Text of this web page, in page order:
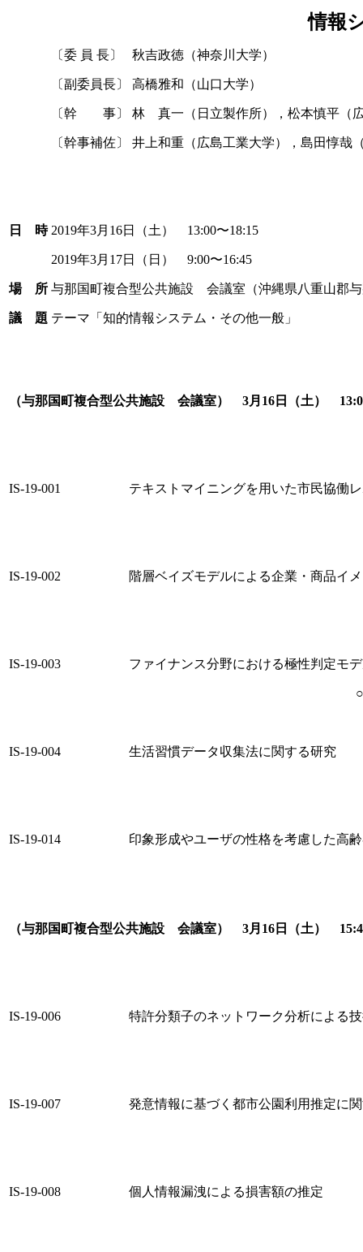
情報
〔委 員 長〕 秋吉政徳（神奈川大学）
〔副委員長〕 高橋雅和（山口大学）
〔幹 事〕 林 真一（日立製作所），松本慎平（
〔幹事補佐〕 井上和重（広島工業大学），島田惇哉
日 時 2019年3月16日（土） 13:00〜18:15
2019年3月17日（日） 9:00〜16:45
場 所 与那国町複合型公共施設 会議室（沖縄県八重山郡与
議 題 テーマ「知的情報システム・その他一般」
（与那国町複合型公共施設 会議室） 3月16日（土）
IS-19-001 テキストマイニングを用いた市民協働
IS-19-002 階層ベイズモデルによる企業・商品イ
IS-19-003 ファイナンス分野における極性判定モ
IS-19-004 生活習慣データ収集法に関する研究
IS-19-014 印象形成やユーザの性格を考慮した高
（与那国町複合型公共施設 会議室） 3月16日（土）
IS-19-006 特許分類子のネットワーク分析による
IS-19-007 発意情報に基づく都市公園利用推定に
IS-19-008 個人情報漏洩による損害額の推定